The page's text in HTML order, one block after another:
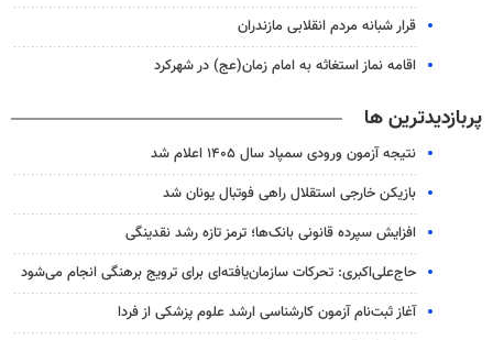
قرار شبانه مردم انقلابی مازندران
اقامه نماز استغاثه به امام زمان(عج) در شهرکرد
پربازدیدترین ها
نتیجه آزمون ورودی سمپاد سال ۱۴۰۵ اعلام شد
بازیکن خارجی استقلال راهی فوتبال یونان شد
افزایش سپرده قانونی بانک‌ها؛ ترمز تازه رشد نقدینگی
حاج‌علی‌اکبری: تحرکات سازمان‌یافته‌ای برای ترویج برهنگی انجام می‌شود
آغاز ثبت‌نام‌ آزمون کارشناسی ارشد علوم پزشکی از فردا